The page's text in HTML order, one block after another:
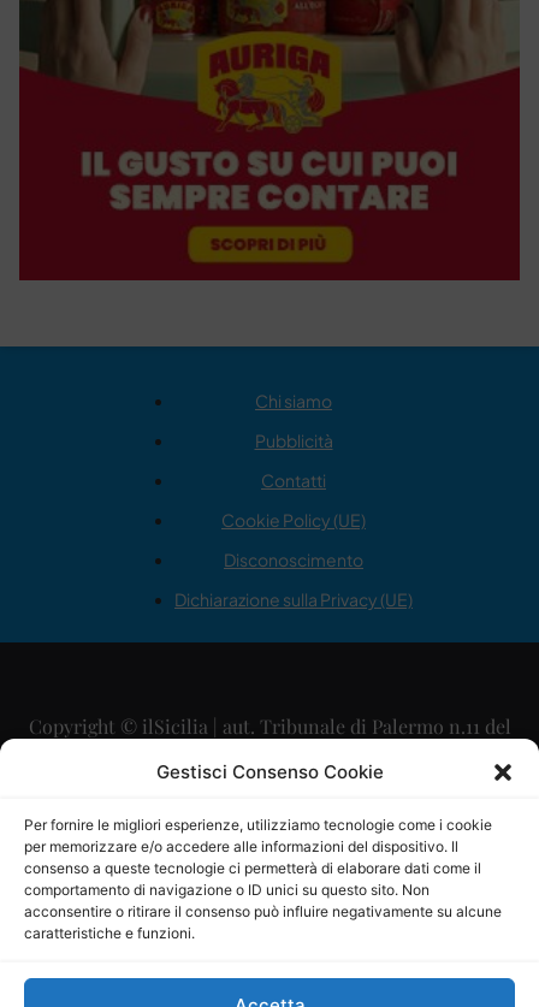
Gestisci Consenso Cookie
Per fornire le migliori esperienze, utilizziamo tecnologie come i cookie
per memorizzare e/o accedere alle informazioni del dispositivo. Il
consenso a queste tecnologie ci permetterà di elaborare dati come il
comportamento di navigazione o ID unici su questo sito. Non
acconsentire o ritirare il consenso può influire negativamente su alcune
caratteristiche e funzioni.
Chi siamo
Pubblicità
Contatti
Cookie Policy (UE)
Disconoscimento
Dichiarazione sulla Privacy (UE)
Copyright © ilSicilia | aut. Tribunale di Palermo n.11 del
29/09/2015
Direttore Editoriale: Maurizio Scaglione
Direttore Responsabile: Maria Calabrese
P.IVA: 06334930820